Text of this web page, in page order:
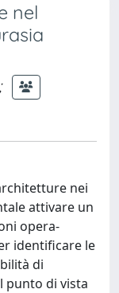
nel
nei
attivare un
opera-
identificare le
di
punto di vista